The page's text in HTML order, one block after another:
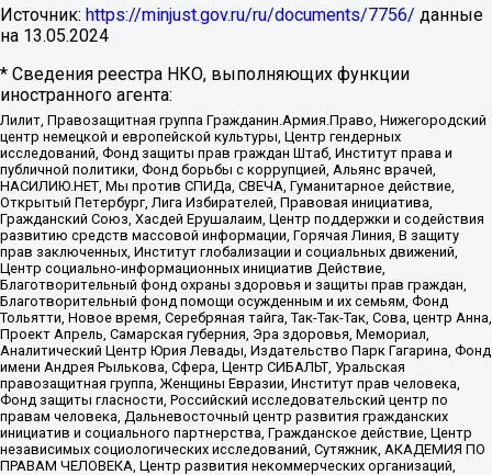
Источник: https://minjust.gov.ru/ru/documents/7756/ данные
на 13.05.2024
* Сведения реестра НКО, выполняющих функции
иностранного агента:
Лилит, Правозащитная группа Гражданин.Армия.Право, Нижегородский
центр немецкой и европейской культуры, Центр гендерных
исследований, Фонд защиты прав граждан Штаб, Институт права и
публичной политики, Фонд борьбы с коррупцией, Альянс врачей,
НАСИЛИЮ.НЕТ, Мы против СПИДа, СВЕЧА, Гуманитарное действие,
Открытый Петербург, Лига Избирателей, Правовая инициатива,
Гражданский Союз, Хасдей Ерушалаим, Центр поддержки и содействия
развитию средств массовой информации, Горячая Линия, В защиту
прав заключенных, Институт глобализации и социальных движений,
Центр социально-информационных инициатив Действие,
Благотворительный фонд охраны здоровья и защиты прав граждан,
Благотворительный фонд помощи осужденным и их семьям, Фонд
Тольятти, Новое время, Серебряная тайга, Так-Так-Так, Сова, центр Анна,
Проект Апрель, Самарская губерния, Эра здоровья, Мемориал,
Аналитический Центр Юрия Левады, Издательство Парк Гагарина, Фонд
имени Андрея Рылькова, Сфера, Центр СИБАЛЬТ, Уральская
правозащитная группа, Женщины Евразии, Институт прав человека,
Фонд защиты гласности, Российский исследовательский центр по
правам человека, Дальневосточный центр развития гражданских
инициатив и социального партнерства, Гражданское действие, Центр
независимых социологических исследований, Сутяжник, АКАДЕМИЯ ПО
ПРАВАМ ЧЕЛОВЕКА, Центр развития некоммерческих организаций,